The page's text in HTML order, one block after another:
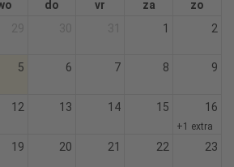
do vr za
zo
1 2
5 6 7 8 9
12 13 14 15 16
+1 extra
19 20 21 22 23